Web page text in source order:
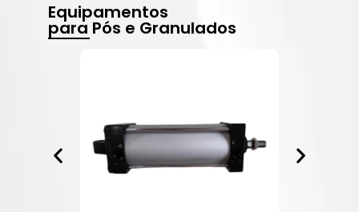
Equipamentos
para Pós e Granulados